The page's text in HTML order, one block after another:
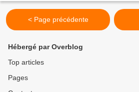
< Page précédente
Hébergé par Overblog
Top articles
Pages